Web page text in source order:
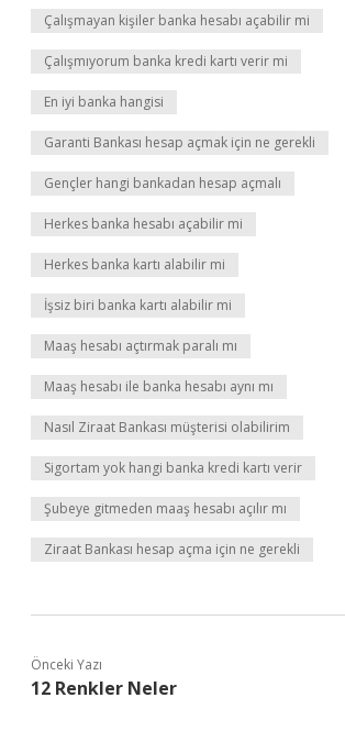
Çalışmayan kişiler banka hesabı açabilir mi
Çalışmıyorum banka kredi kartı verir mi
En iyi banka hangisi
Garanti Bankası hesap açmak için ne gerekli
Gençler hangi bankadan hesap açmalı
Herkes banka hesabı açabilir mi
Herkes banka kartı alabilir mi
İşsiz biri banka kartı alabilir mi
Maaş hesabı açtırmak paralı mı
Maaş hesabı ile banka hesabı aynı mı
Nasıl Ziraat Bankası müşterisi olabilirim
Sigortam yok hangi banka kredi kartı verir
Şubeye gitmeden maaş hesabı açılır mı
Ziraat Bankası hesap açma için ne gerekli
Önceki Yazı
12 Renkler Neler